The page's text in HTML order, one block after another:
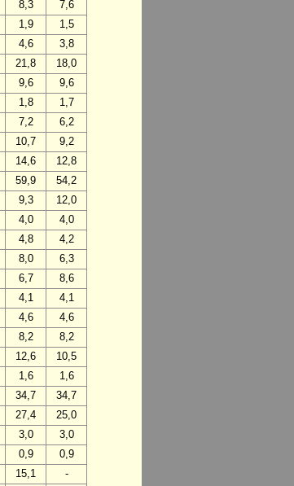
8,3
7,6
1,9
1,5
4,6
3,8
21,8
18,0
9,6
9,6
1,8
1,7
7,2
6,2
10,7
9,2
14,6
12,8
59,9
54,2
9,3
12,0
4,0
4,0
4,8
4,2
8,0
6,3
6,7
8,6
4,1
4,1
4,6
4,6
8,2
8,2
12,6
10,5
1,6
1,6
34,7
34,7
27,4
25,0
3,0
3,0
0,9
0,9
15,1
-